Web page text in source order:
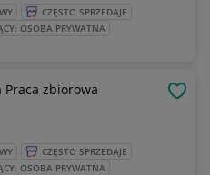
CZĘSTO SPRZEDAJE
OSOBA PRYWATNA
Praca zbiorowa
CZĘSTO SPRZEDAJE
OSOBA PRYWATNA